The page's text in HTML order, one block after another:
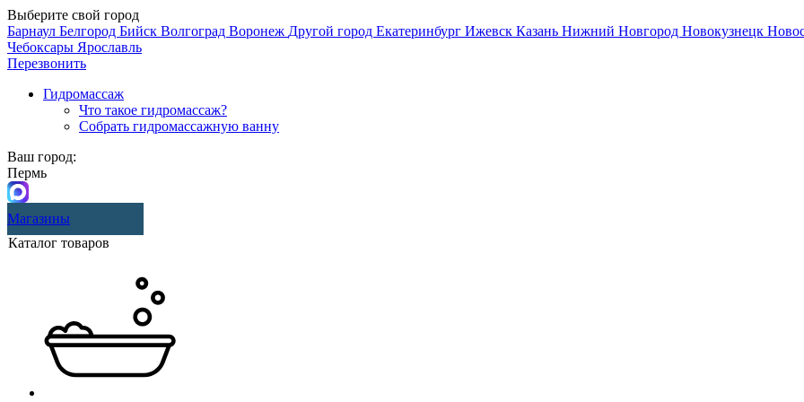
Выберите свой город
Барнаул Белгород Бийск Волгоград Воронеж Другой город Екатеринбург Ижевск Казань Нижний Новгород Новокузнецк
Чебоксары Ярославль
Перезвонить
Гидромассаж
Что такое гидромассаж?
Собрать гидромассажную ванну
Ваш город:
Пермь
Магазины
Каталог товаров